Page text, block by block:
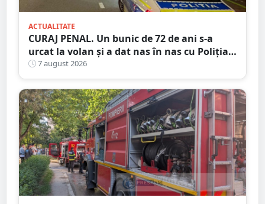
ACTUALITATE
CURAJ PENAL. Un bunic de 72 de ani s-a
urcat la volan și a dat nas în nas cu Poliția
Satu Mare
7 august 2026